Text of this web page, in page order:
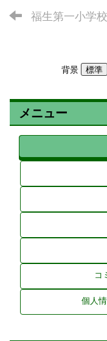
福生第一小学
背景
メニュー
コ
個人